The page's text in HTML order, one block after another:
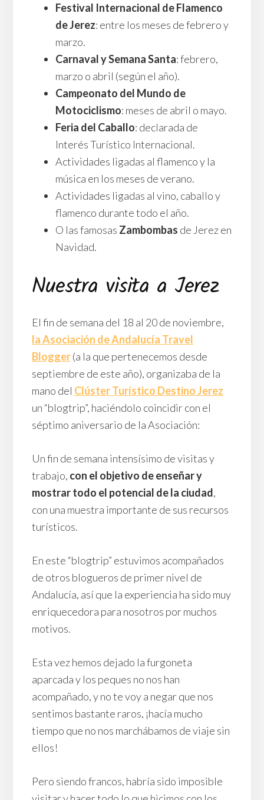
Festival Internacional de Flamenco
de Jerez: entre los meses de febrero y
marzo.
Carnaval y Semana Santa: febrero,
marzo o abril (según el año).
Campeonato del Mundo de
Motociclismo: meses de abril o mayo.
Feria del Caballo: declarada de
Interés Turístico Internacional.
Actividades ligadas al flamenco y la
música en los meses de verano.
Actividades ligadas al vino, caballo y
flamenco durante todo el año.
O las famosas Zambombas de Jerez en
Navidad.
Nuestra visita a Jerez
El fin de semana del 18 al 20 de noviembre,
la Asociación de Andalucía Travel
Blogger(a la que pertenecemos desde
septiembre de este año), organizaba de la
mano del Clúster Turístico Destino Jerez
un “blogtrip”, haciéndolo coincidir con el
séptimo aniversario de la Asociación:
Un fin de semana intensísimo de visitas y
trabajo, con el objetivo de enseñar y
mostrar todo el potencial de la ciudad,
con una muestra importante de sus recursos
turísticos.
En este “blogtrip” estuvimos acompañados
de otros blogueros de primer nivel de
Andalucía, así que la experiencia ha sido muy
enriquecedora para nosotros por muchos
motivos.
Esta vez hemos dejado la furgoneta
aparcada y los peques no nos han
acompañado, y no te voy a negar que nos
sentimos bastante raros, ¡hacía mucho
tiempo que no nos marchábamos de viaje sin
ellos!
Pero siendo francos, habría sido imposible